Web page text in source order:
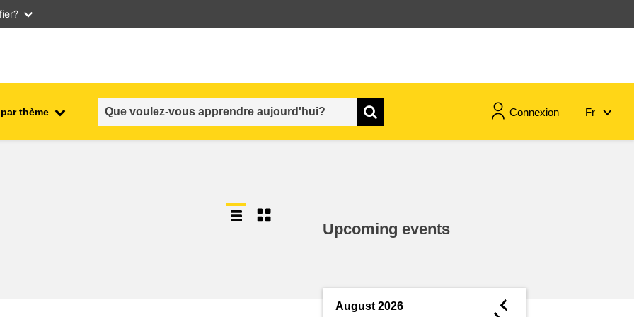
thème Connexion Fr
salubrité et sécurité alimentaire
connaissances
Upcoming events
August 2026 ◄